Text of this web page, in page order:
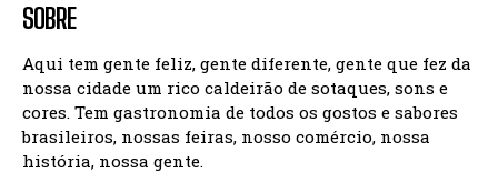
SOBRE
Aqui tem gente feliz, gente diferente, gente que fez da
nossa cidade um rico caldeirão de sotaques, sons e
cores. Tem gastronomia de todos os gostos e sabores
brasileiros, nossas feiras, nosso comércio, nossa
história, nossa gente.